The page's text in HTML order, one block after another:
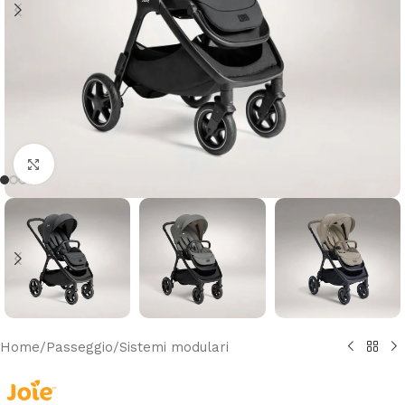
Clicca per ingrandire
Home/Passeggio/Sistemi modulari